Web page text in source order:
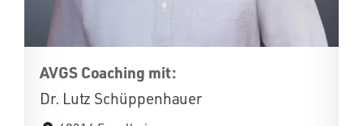
AVGS Coaching mit:
Dr. Lutz Schüppenhauer